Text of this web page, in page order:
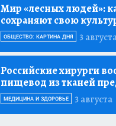
Мир «лесных людей»:
сохраняют свою
3
ОБЩЕСТВО: КАРТИНА ДНЯ
Российские хирурги
пищевод из тканей
3 августа
МЕДИЦИНА И ЗДОРОВЬЕ